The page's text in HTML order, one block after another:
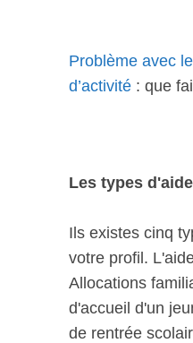
Problème avec
d’activité : que
Les types
Ils existes cinq
votre profil.
Allocations
d'accueil d'un
de rentrée